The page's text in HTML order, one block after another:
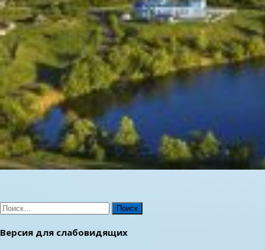
Найти:
Версия для слабовидящих